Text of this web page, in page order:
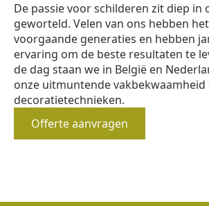
De passie voor schilderen zit diep in
geworteld. Velen van ons hebben
voorgaande generaties en hebben
ervaring om de beste resultaten te
de dag staan we in België en
onze uitmuntende vakbekwaamheid
decoratietechnieken.
Offerte aanvragen